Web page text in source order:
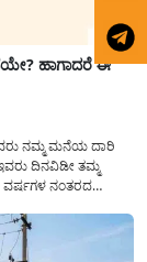
ಹಾಗಾದರೆ ಈ
ನಮ್ಮ ಮನೆಯ ದಾರಿ
ದಿನವಿಡೀ ತಮ್ಮ
ವರ್ಷಗಳ ನಂತರದ